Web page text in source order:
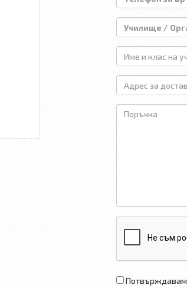
Потвърждавам